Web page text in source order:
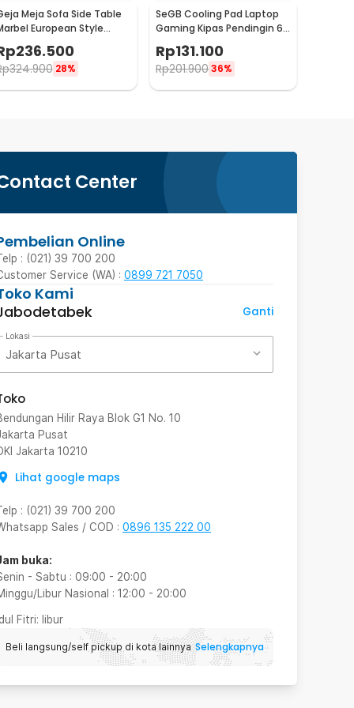
Meja Sofa Side Table
European Style
Double Layer - H81
236.500
324.900 28%
SeGB Cooling Pad Laptop
Gaming Kipas Pendingin 6
Fan 17 Inch - S6
Rp131.100
Rp201.90036%
Center
Online
: (021) 39 700 200
Service (WA) : 0899 721 7050
Kami
Ganti
Lokasi
Jakarta Pusat
Hilir Raya Blok G1 No. 10
Pusat
Jakarta 10210
Lihat google maps
: (021) 39 700 200
Sales / COD : 0896 135 222 00
buka:
- Sabtu : 09:00 - 20:00
Libur Nasional : 12:00 - 20:00
Fitri: libur
Beli langsung/self pickup di kota lainnya Selengkapnya